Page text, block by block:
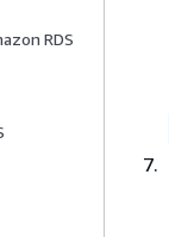
RDS